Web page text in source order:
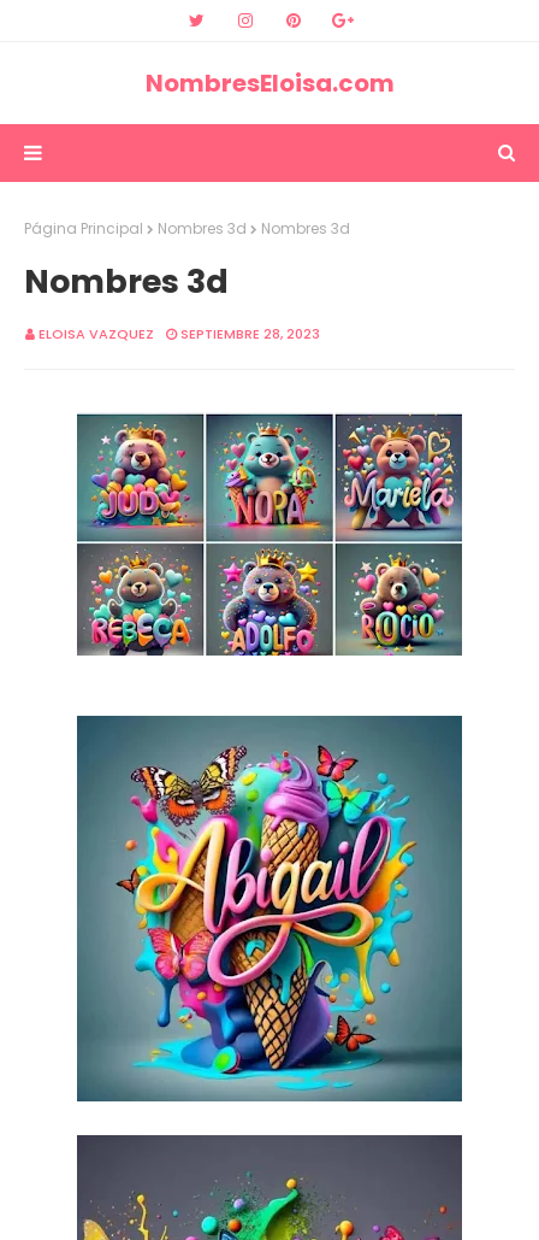
NombresEloisa.com
Página Principal Nombres 3d Nombres 3d
Nombres 3d
ELOISA VAZQUEZ SEPTIEMBRE 28, 2023